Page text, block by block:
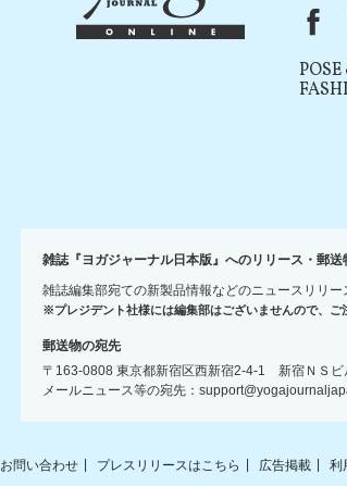
雑誌『ヨガジャーナル日本版』へのリリース・郵送
雑誌編集部宛ての新製品情報などのニュースリリ
※プレジデント社様には編集部はございませんので、ご
郵送物の宛先
〒163-0808 東京都新宿区西新宿2-4-1 新宿ＮＳビ
メールニュース等の宛先：
お問い合わせ プレスリリースはこちら 広告掲載 利